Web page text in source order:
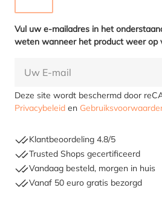
Vul uw e-mailadres in het
weten wanneer het product weer op
Deze site wordt beschermd door
Privacybeleid en
Klantbeoordeling 4.8/5
Trusted Shops gecertificeerd
Vandaag besteld, morgen in huis
Vanaf 50 euro gratis bezorgd